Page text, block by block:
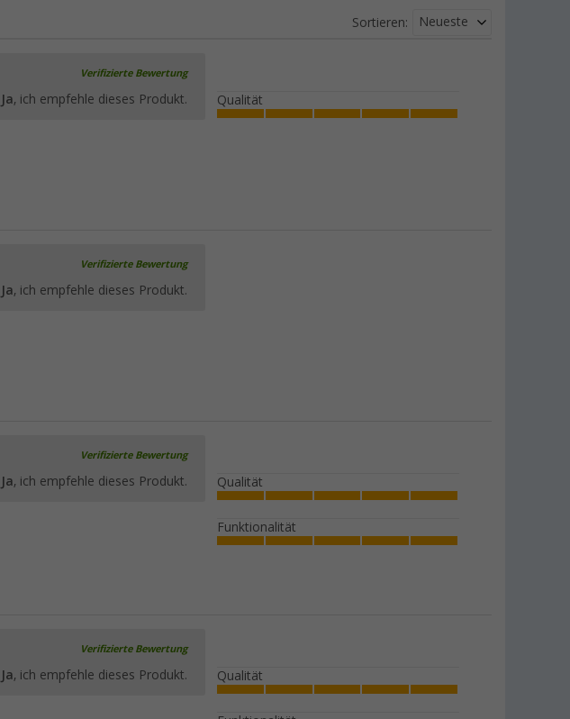
Sortieren: Neueste
Verifizierte Bewertung
Ja, ich empfehle dieses Produkt. Qualität
Verifizierte Bewertung
Ja, ich empfehle dieses Produkt.
Verifizierte Bewertung
Ja, ich empfehle dieses Produkt. Qualität
Funktionalität
Verifizierte Bewertung
Ja, ich empfehle dieses Produkt. Qualität